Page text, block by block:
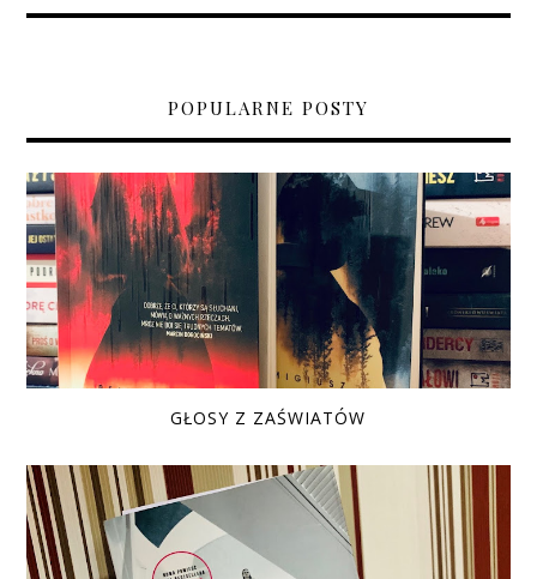
POPULARNE POSTY
GŁOSY Z ZAŚWIATÓW